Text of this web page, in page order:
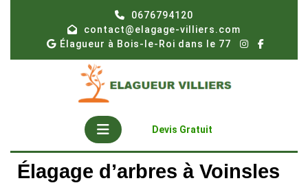
0676794120
contact@elagage-villiers.com
Élagueur à Bois-le-Roi dans le 77
Open
Button
Devis Gratuit
Élagage d’arbres à Voinsles